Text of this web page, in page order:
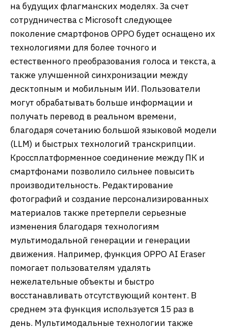
на будущих флагманских моделях. За счет
сотрудничества с Microsoft следующее
поколение смартфонов OPPO будет оснащено их
технологиями для более точного и
естественного преобразования голоса и текста, а
также улучшенной синхронизации между
десктопным и мобильным ИИ. Пользователи
могут обрабатывать больше информации и
получать перевод в реальном времени,
благодаря сочетанию большой языковой модели
(LLM) и быстрых технологий транскрипции.
Кроссплатформенное соединение между ПК и
смартфонами позволило сильнее повысить
производительность. Редактирование
фотографий и создание персонализированных
материалов также претерпели серьезные
изменения благодаря технологиям
мультимодальной генерации и генерации
движения. Например, функция OPPO AI Eraser
помогает пользователям удалять
нежелательные объекты и быстро
восстанавливать отсутствующий контент. В
среднем эта функция используется 15 раз в
день. Мультимодальные технологии также